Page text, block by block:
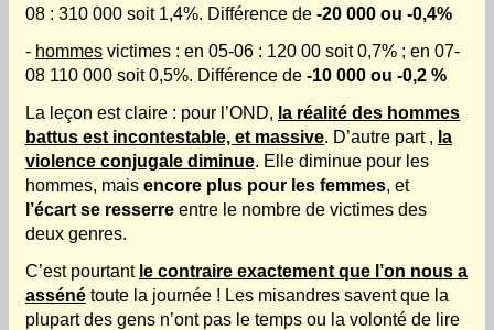
08 : 310 000 soit 1,4%. Différence de -20 000 ou -0,4%
- hommes victimes : en 05-06 : 120 00 soit 0,7% ; en 07-
08 110 000 soit 0,5%. Différence de -10 000 ou -0,2 %
La leçon est claire : pour l’OND, la réalité des hommes
battus est incontestable, et massive. D’autre part , la
violence conjugale diminue. Elle diminue pour les
hommes, mais encore plus pour les femmes, et
l’écart se resserre entre le nombre de victimes des
deux genres.
C’est pourtant le contraire exactement que l’on nous a
asséné toute la journée ! Les misandres savent que la
plupart des gens n’ont pas le temps ou la volonté de lire